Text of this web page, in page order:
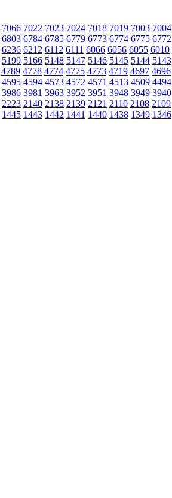
7066 7022 7023 7024 7018 7019 7003 7004
6803 6784 6785 6779 6773 6774 6775 6772
6236 6212 6112 6111 6066 6056 6055 6010
5199 5166 5148 5147 5146 5145 5144 5143
4789 4778 4774 4775 4773 4719 4697 4696
4595 4594 4573 4572 4571 4513 4509 4494
3986 3981 3963 3952 3951 3948 3949 3940
2223 2140 2138 2139 2121 2110 2108 2109
1445 1443 1442 1441 1440 1438 1349 1346